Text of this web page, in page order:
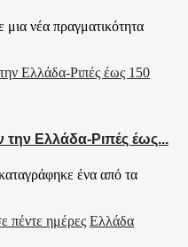
νέα πραγματικότητα
Ελλάδα-Ριπές έως...
ένα από τα
Ελλάδα